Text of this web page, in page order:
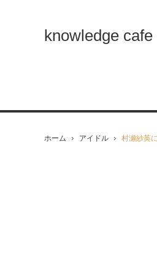
knowledge cafe
ホーム アイドル 村瀬紗英